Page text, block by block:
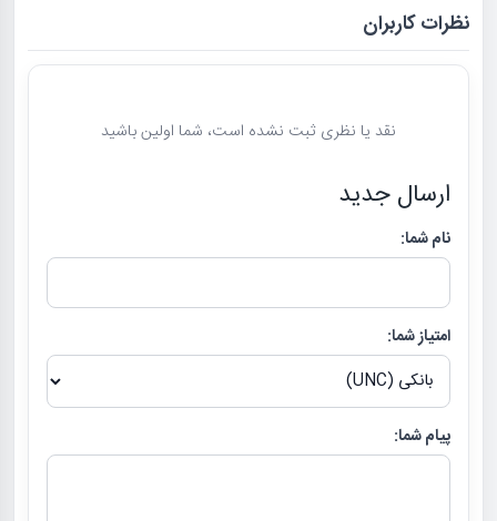
نظرات کاربران
نقد یا نظری ثبت نشده است، شما اولین باشید
ارسال جدید
نام شما:
امتیاز شما:
پیام شما: